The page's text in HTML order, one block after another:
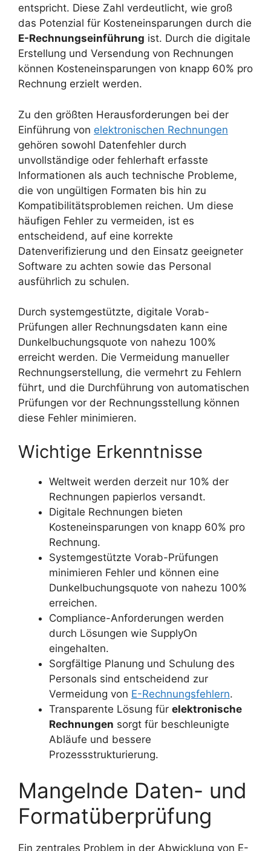
entspricht. Diese Zahl verdeutlicht, wie groß
das Potenzial für Kosteneinsparungen durch die
E-Rechnungseinführung ist. Durch die digitale
Erstellung und Versendung von Rechnungen
können Kosteneinsparungen von knapp 60% pro
Rechnung erzielt werden.
Zu den größten Herausforderungen bei der
Einführung von elektronischen Rechnungen
gehören sowohl Datenfehler durch
unvollständige oder fehlerhaft erfasste
Informationen als auch technische Probleme,
die von ungültigen Formaten bis hin zu
Kompatibilitätsproblemen reichen. Um diese
häufigen Fehler zu vermeiden, ist es
entscheidend, auf eine korrekte
Datenverifizierung und den Einsatz geeigneter
Software zu achten sowie das Personal
ausführlich zu schulen.
Durch systemgestützte, digitale Vorab-
Prüfungen aller Rechnungsdaten kann eine
Dunkelbuchungsquote von nahezu 100%
erreicht werden. Die Vermeidung manueller
Rechnungserstellung, die vermehrt zu Fehlern
führt, und die Durchführung von automatischen
Prüfungen vor der Rechnungsstellung können
diese Fehler minimieren.
Wichtige Erkenntnisse
Weltweit werden derzeit nur 10% der
Rechnungen papierlos versandt.
Digitale Rechnungen bieten
Kosteneinsparungen von knapp 60% pro
Rechnung.
Systemgestützte Vorab-Prüfungen
minimieren Fehler und können eine
Dunkelbuchungsquote von nahezu 100%
erreichen.
Compliance-Anforderungen werden
durch Lösungen wie SupplyOn
eingehalten.
Sorgfältige Planung und Schulung des
Personals sind entscheidend zur
Vermeidung von E-Rechnungsfehlern.
Transparente Lösung für elektronische
Rechnungen sorgt für beschleunigte
Abläufe und bessere
Prozessstrukturierung.
Mangelnde Daten- und
Formatüberprüfung
Ein zentrales Problem in der Abwicklung von E-